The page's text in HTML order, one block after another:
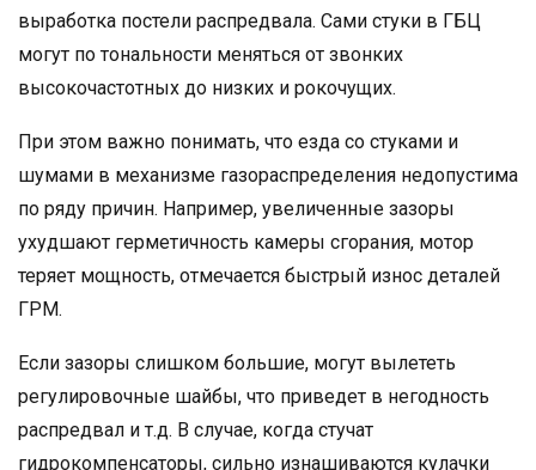
выработка постели распредвала. Сами стуки в ГБЦ
могут по тональности меняться от звонких
высокочастотных до низких и рокочущих.
При этом важно понимать, что езда со стуками и
шумами в механизме газораспределения недопустима
по ряду причин. Например, увеличенные зазоры
ухудшают герметичность камеры сгорания, мотор
теряет мощность, отмечается быстрый износ деталей
ГРМ.
Если зазоры слишком большие, могут вылететь
регулировочные шайбы, что приведет в негодность
распредвал и т.д. В случае, когда стучат
гидрокомпенсаторы, сильно изнашиваются кулачки